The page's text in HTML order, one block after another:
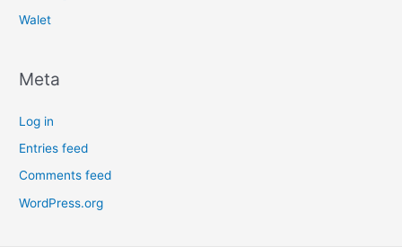
Walet
Meta
Log in
Entries feed
Comments feed
WordPress.org